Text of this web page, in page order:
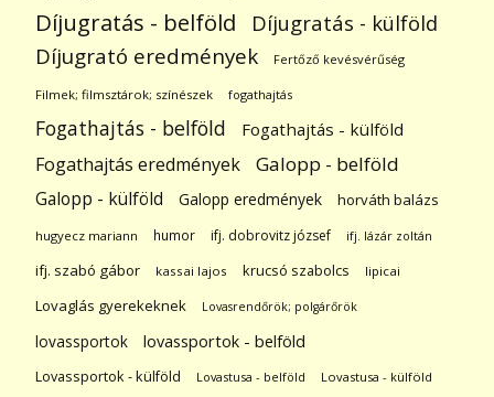
Díjugratás - belföld Díjugratás - külföld
Díjugrató eredmények Fertőző kevésvérűség
Filmek; filmsztárok; színészek fogathajtás
Fogathajtás - belföld Fogathajtás - külföld
Fogathajtás eredmények Galopp - belföld
Galopp - külföld Galopp eredmények horváth balázs
hugyecz mariann humor ifj. dobrovitz józsef ifj. lázár zoltán
ifj. szabó gábor kassai lajos krucsó szabolcs lipicai
Lovaglás gyerekeknek Lovasrendőrök; polgárőrök
lovassportok lovassportok - belföld
Lovassportok - külföld Lovastusa - belföld Lovastusa - külföld